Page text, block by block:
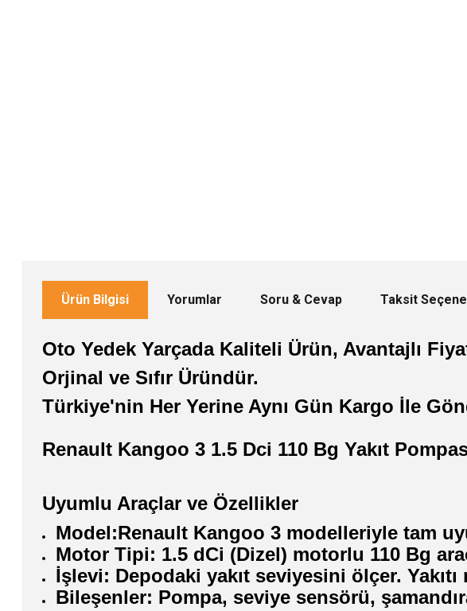
Ürün Bilgisi Yorumlar Soru & Cevap Taksit
Oto Yedek Yarçada Kaliteli Ürün, Avantajlı
Orjinal ve Sıfır Üründür.
Türkiye'nin Her Yerine Aynı Gün Kargo İle
Renault Kangoo 3 1.5 Dci 110 Bg Yakıt
Uyumlu Araçlar ve Özellikler
Model:Renault Kangoo 3 modelleriyle tam
Motor Tipi: 1.5 dCi (Dizel) motorlu 110 Bg
İşlevi: Depodaki yakıt seviyesini ölçer.
Bileşenler: Pompa, seviye sensörü,